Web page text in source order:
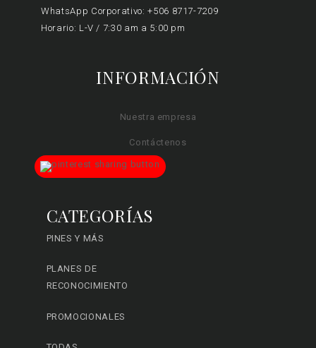
WhatsApp Corporativo: +506 8717-7209
Horario: L-V / 7:30 am a 5:00 pm
INFORMACIÓN
Nuestra empresa
Contáctenos
CATEGORÍAS
PINES Y MÁS
PLANES DE
RECONOCIMIENTO
PROMOCIONALES